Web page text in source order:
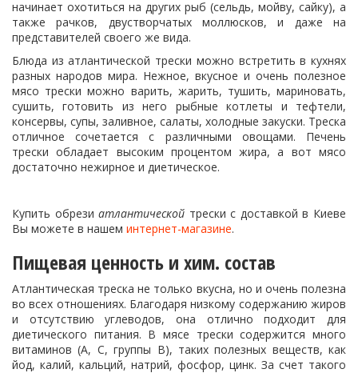
начинает охотиться на других рыб (сельдь, мойву, сайку), а
также рачков, двустворчатых моллюсков, и даже на
представителей своего же вида.
Блюда из атлантической трески можно встретить в кухнях
разных народов мира. Нежное, вкусное и очень полезное
мясо трески можно варить, жарить, тушить, мариновать,
сушить, готовить из него рыбные котлеты и тефтели,
консервы, супы, заливное, салаты, холодные закуски. Треска
отличное сочетается с различными овощами. Печень
трески обладает высоким процентом жира, а вот мясо
достаточно нежирное и диетическое.
Купить обрезиатлантической трески с доставкой в Киеве
Вы можете в нашем интернет-магазине.
Пищевая ценность и хим. состав
Атлантическая треска не только вкусна, но и очень полезна
во всех отношениях. Благодаря низкому содержанию жиров
и отсутствию углеводов, она отлично подходит для
диетического питания. В мясе трески содержится много
витаминов (А, С, группы В), таких полезных веществ, как
йод, калий, кальций, натрий, фосфор, цинк. За счет такого